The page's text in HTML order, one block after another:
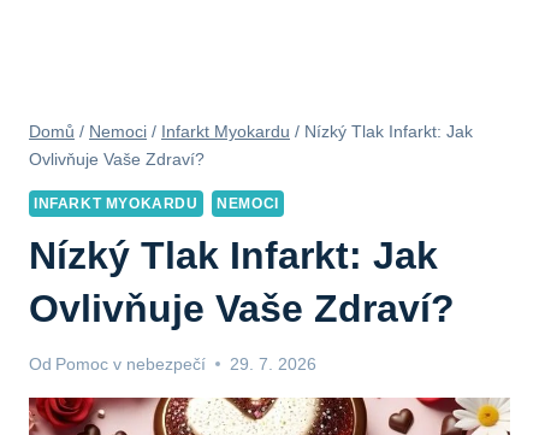
Domů / Nemoci / Infarkt Myokardu / Nízký Tlak Infarkt: Jak
Ovlivňuje Vaše Zdraví?
INFARKT MYOKARDU NEMOCI
Nízký Tlak Infarkt: Jak
Ovlivňuje Vaše Zdraví?
Od Pomoc v nebezpečí 29. 7. 2026